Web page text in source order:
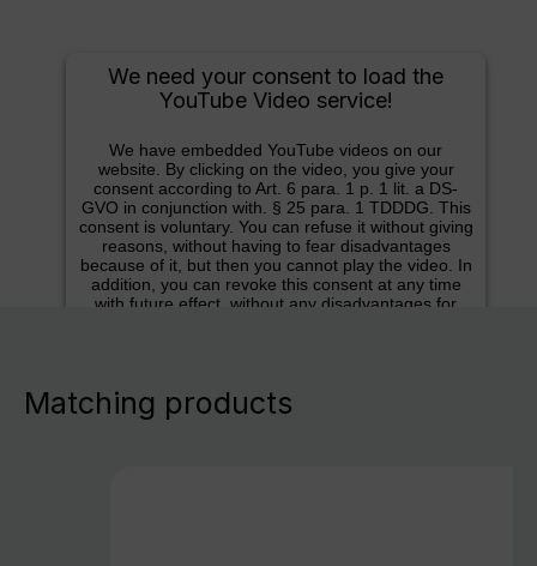
We need your consent to load the
YouTube Video service!
We have embedded YouTube videos on our
website. By clicking on the video, you give your
consent according to Art. 6 para. 1 p. 1 lit. a DS-
GVO in conjunction with. § 25 para. 1 TDDDG. This
consent is voluntary. You can refuse it without giving
reasons, without having to fear disadvantages
because of it, but then you cannot play the video. In
addition, you can revoke this consent at any time
with future effect, without any disadvantages for
Matching products